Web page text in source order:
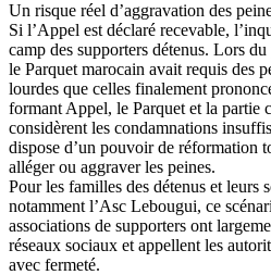
Un risque réel d’aggravation des
Si l’Appel est déclaré recevable,
camp des supporters détenus. Lors
le Parquet marocain avait requis des
lourdes que celles finalement
formant Appel, le Parquet et la partie
considèrent les condamnations
dispose d’un pouvoir de réformation
alléger ou aggraver les peines.
Pour les familles des détenus et leurs
notamment l’Asc Lebougui, ce
associations de supporters ont
réseaux sociaux et appellent les
avec fermeté.